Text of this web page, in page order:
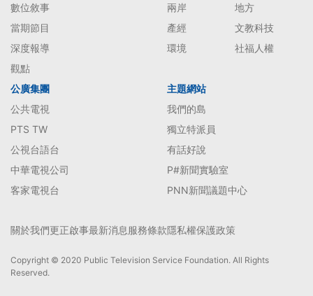
數位敘事
當期節目
深度報導
觀點
兩岸
地方
產經
文教科技
環境
社福人權
公廣集團
公共電視
PTS TW
公視台語台
中華電視公司
客家電視台
主題網站
我們的島
獨立特派員
有話好說
P#新聞實驗室
PNN新聞議題中心
關於我們更正啟事最新消息服務條款隱私權保護政策
Copyright © 2020 Public Television Service Foundation. All Rights
Reserved.